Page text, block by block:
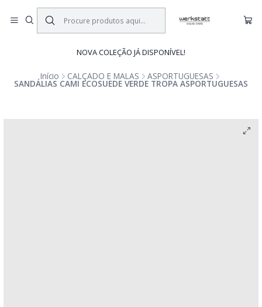
NOVA COLEÇÃO JÁ DISPONÍVEL!
Início CALÇADO E MALAS ASPORTUGUESAS
SANDÁLIAS CAMI ECOSUEDE VERDE TROPA ASPORTUGUESAS